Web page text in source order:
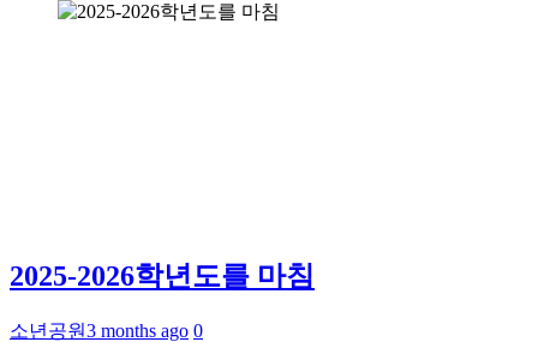
2025-2026학년도를 마침
소년공원3 months ago 0